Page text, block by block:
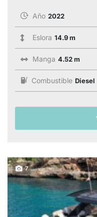
Año 2022
Eslora 14.9 m
Manga 4.52 m
Combustible Diesel
7